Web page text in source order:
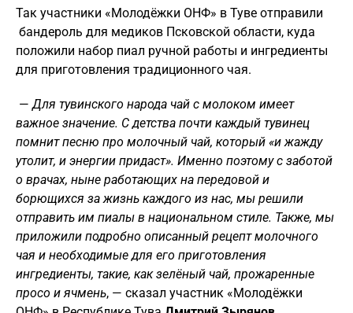
Так участники «Молодёжки ОНФ» в Туве отправили
бандероль для медиков Псковской области, куда
положили набор пиал ручной работы и ингредиенты
для приготовления традиционного чая.
—Для тувинского народа чай с молоком имеет
важное значение. С детства почти каждый тувинец
помнит песню про молочный чай, который «и жажду
утолит, и энергии придаст». Именно поэтому с заботой
о врачах, ныне работающих на передовой и
борющихся за жизнь каждого из нас, мы решили
отправить им пиалы в национальном стиле. Также, мы
приложили подробно описанный рецепт молочного
чая и необходимые для его приготовления
ингредиенты, такие, как зелёный чай, прожаренные
просо и ячмень, — сказал участник «Молодёжки